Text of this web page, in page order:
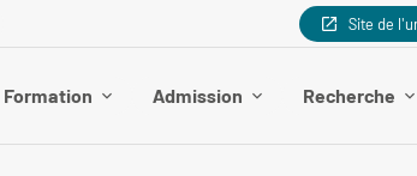
Site de
Formation Admission Recherche